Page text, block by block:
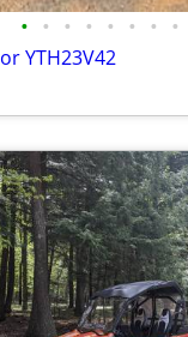
• • • • • • • •
YTH23V42